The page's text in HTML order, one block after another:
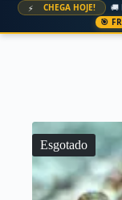
⚡ CHEGA HOJE! 🚚
🎯
Esgotado